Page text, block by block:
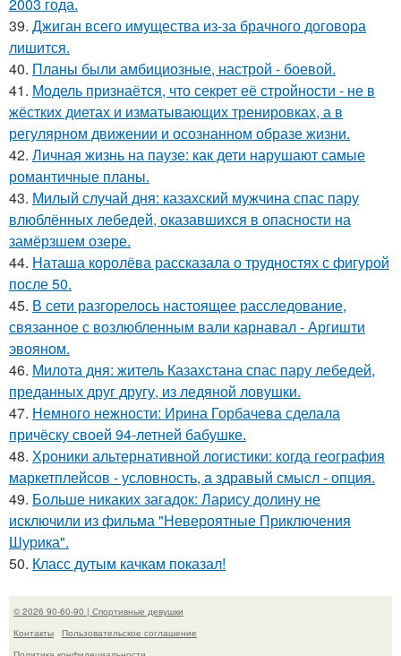
39. Джиган всего имущества из-за брачного договора
лишится.
40. Планы были амбициозные, настрой - боевой.
41. Модель признаётся, что секрет её стройности - не в
жёстких диетах и изматывающих тренировках, а в
регулярном движении и осознанном образе жизни.
42. Личная жизнь на паузе: как дети нарушают самые
романтичные планы.
43. Милый случай дня: казахский мужчина спас пару
влюблённых лебедей, оказавшихся в опасности на
замёрзшем озере.
44. Наташа королёва рассказала о трудностях с фигурой
после 50.
45. В сети разгорелось настоящее расследование,
связанное с возлюбленным вали карнавал - Аргишти
эвояном.
46. Милота дня: житель Казахстана спас пару лебедей,
преданных друг другу, из ледяной ловушки.
47. Немного нежности: Ирина Горбачева сделала
причёску своей 94-летней бабушке.
48. Хроники альтернативной логистики: когда география
маркетплейсов - условность, а здравый смысл - опция.
49. Больше никаких загадок: Ларису долину не
исключили из фильма "Невероятные Приключения
Шурика".
50. Класс дутым качкам показал!
© 2026 90-60-90 | Спортивные девушки
Контакты
Пользовательское соглашение